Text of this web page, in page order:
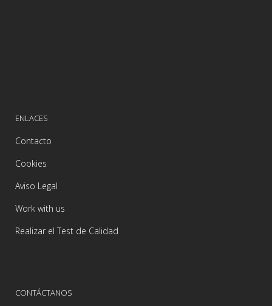
ENLACES
Contacto
Cookies
Aviso Legal
Work with us
Realizar el Test de Calidad
CONTÁCTANOS